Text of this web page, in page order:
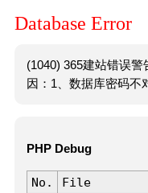
Database Error
(1040) 365建站错误
因：1、数据库密码不
PHP Debug
No. File